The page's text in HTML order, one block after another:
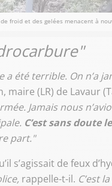
de froid et des gelées menacent à
été terrible. On n’a
maire (LR) de Lavaur
Jamais nous
C’est sans doute
part."
s’agissait de feux
rappelle-t-il. C’est